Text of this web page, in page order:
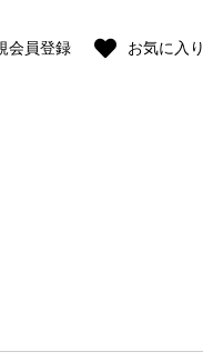
会員登録 お気に入り